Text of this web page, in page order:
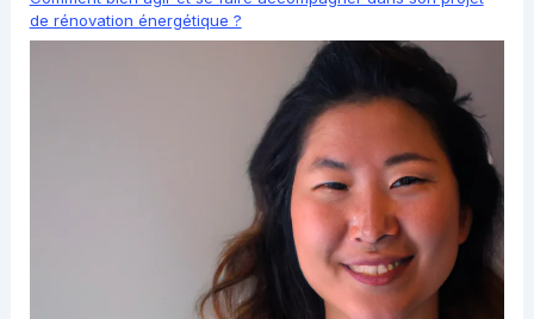
de rénovation énergétique ?